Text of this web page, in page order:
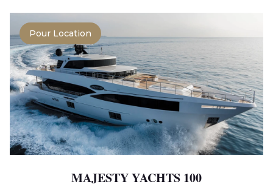
Pour Location
MAJESTY YACHTS 100